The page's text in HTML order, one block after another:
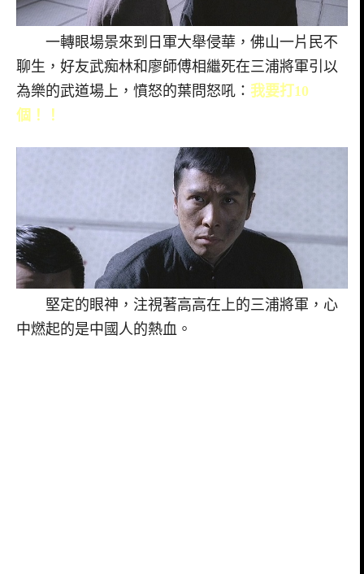
一轉眼場景來到日軍大舉侵華，佛山一片民不
聊生，好友武痴林和廖師傅相繼死在三浦將軍引以
為樂的武道場上，憤怒的葉問怒吼： 我要打10
個！！
堅定的眼神，注視著高高在上的三浦將軍，心
中燃起的是中國人的熱血。